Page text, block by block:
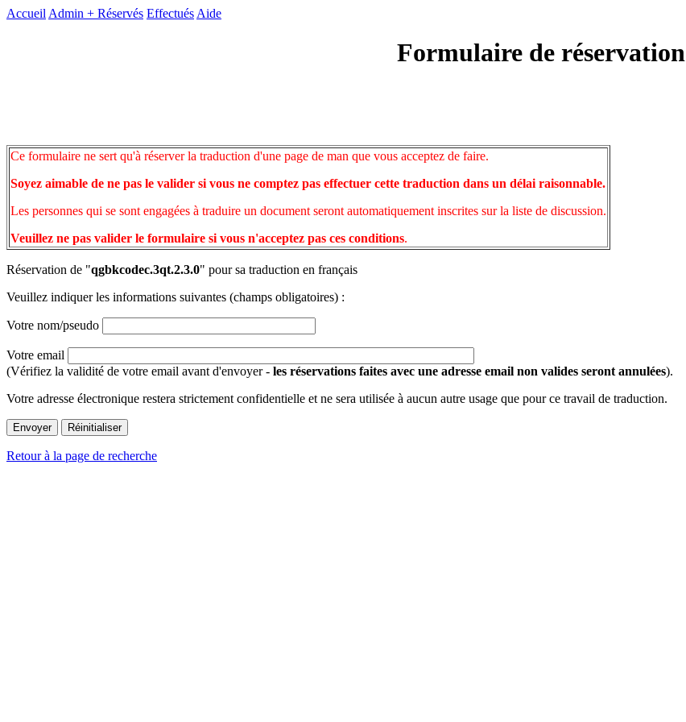
Accueil Admin + Réservés Effectués Aide
Formulaire de réservation
Ce formulaire ne sert qu'à réserver la traduction d'une page de man que vous acceptez de faire.
Soyez aimable de ne pas le valider si vous ne comptez pas effectuer cette traduction dans un délai raisonnable.
Les personnes qui se sont engagées à traduire un document seront automatiquement inscrites sur la liste de discussion.
Veuillez ne pas valider le formulaire si vous n'acceptez pas ces conditions.
Réservation de "qgbkcodec.3qt.2.3.0" pour sa traduction en français
Veuillez indiquer les informations suivantes (champs obligatoires) :
Votre nom/pseudo
Votre email
(Vérifiez la validité de votre email avant d'envoyer - les réservations faites avec une adresse email non valides seront annulées).
Votre adresse électronique restera strictement confidentielle et ne sera utilisée à aucun autre usage que pour ce travail de traduction.
Retour à la page de recherche